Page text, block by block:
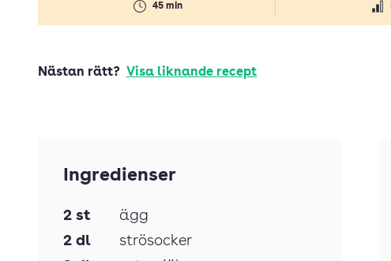
45 min
Nästan rätt? Visa liknande recept
Ingredienser
2 st
ägg
2 dl
strösocker